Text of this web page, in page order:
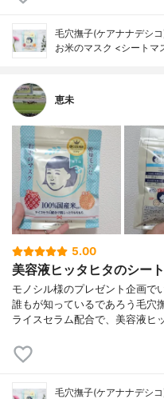
毛穴撫子(ケアナナデシ
お米のマスク <シートマ
恵未
5.00
美容液ヒッタヒタのシート
モノシル様のプレゼント企画で
誰もが知っているであろう毛穴
ライスセラム配合で、美容液ヒ
毛穴撫子(ケアナナデシ